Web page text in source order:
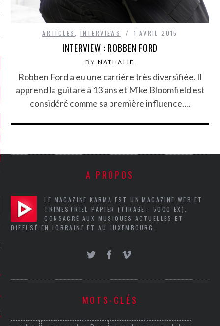
CRITIQUES
– HEL...
ARTICLES ,INTERVIEWS 1 AVRIL 2015
INTERVIEW : ROBBEN FORD
BY NATHALIE
Robben Ford a eu une carrière très diversifiée. Il
apprend la guitare à 13 ans et Mike Bloomfield est
considéré comme sa première influence….
A PROPOS
LE MAGAZINE KARMA EST UN MAGAZINE WEB ET
TRIMESTRIEL PAPIER (TIRAGE : 5000 EX),
CONSACRÉ AUX MUSIQUES ACTUELLES ET
DIFFUSÉ EN LORRAINE ET AU LUXEMBOURG.
MOTS-CLÉS